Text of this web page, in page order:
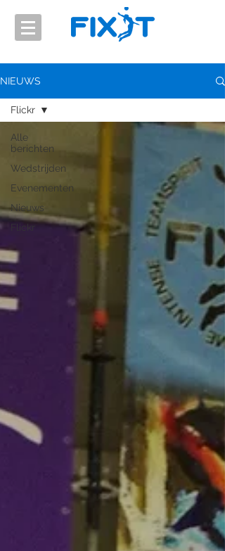
NIEUWS
Alle
berichten
Wedstrijden
Evenementen
Nieuws
Flickr
Flickr